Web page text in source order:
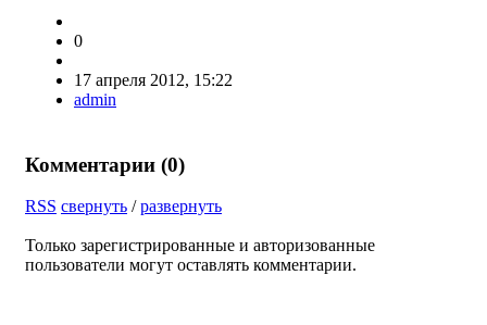
0
17 апреля 2012, 15:22
admin
Комментарии (0)
RSS свернуть /развернуть
Только зарегистрированные и авторизованные
пользователи могут оставлять комментарии.